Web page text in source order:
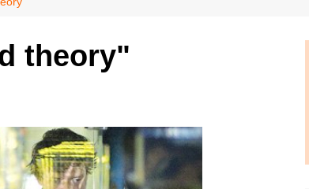
theory"